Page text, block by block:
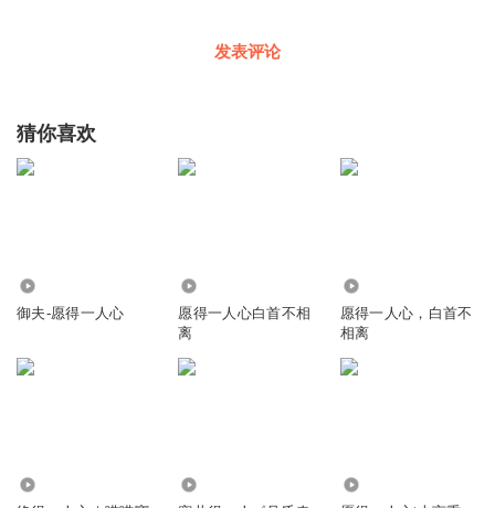
发表评论
猜你喜欢
御夫-愿得一人心
愿得一人心白首不相
离
愿得一人心，白首不
相离